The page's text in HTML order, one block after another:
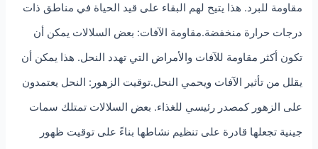
مقاومة للبرد. هذا يتيح لهم البقاء على قيد الحياة في مناطق ذات
درجات حرارة منخفضة.مقاومة الآفات: بعض السلالات يمكن أن
تكون أكثر مقاومة للآفات والأمراض التي تهدد النحل. هذا يمكن أن
يقلل من تأثير الآفات ويحمي النحل.توقيت الزهور: النحل يعتمدون
على الزهور كمصدر رئيسي للغذاء. بعض السلالات تمتلك سمات
جينية تجعلها قادرة على تنظيم نشاطها بناءً على توقيت ظهور